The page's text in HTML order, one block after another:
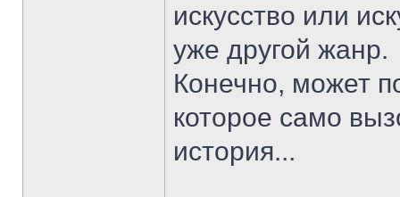
искусство или
уже другой жанр.
Конечно, может
которое само
история...